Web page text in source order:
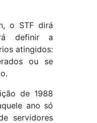
o STF dirá
definir a
atingidos:
ou se
de 1988
ano só
servidores